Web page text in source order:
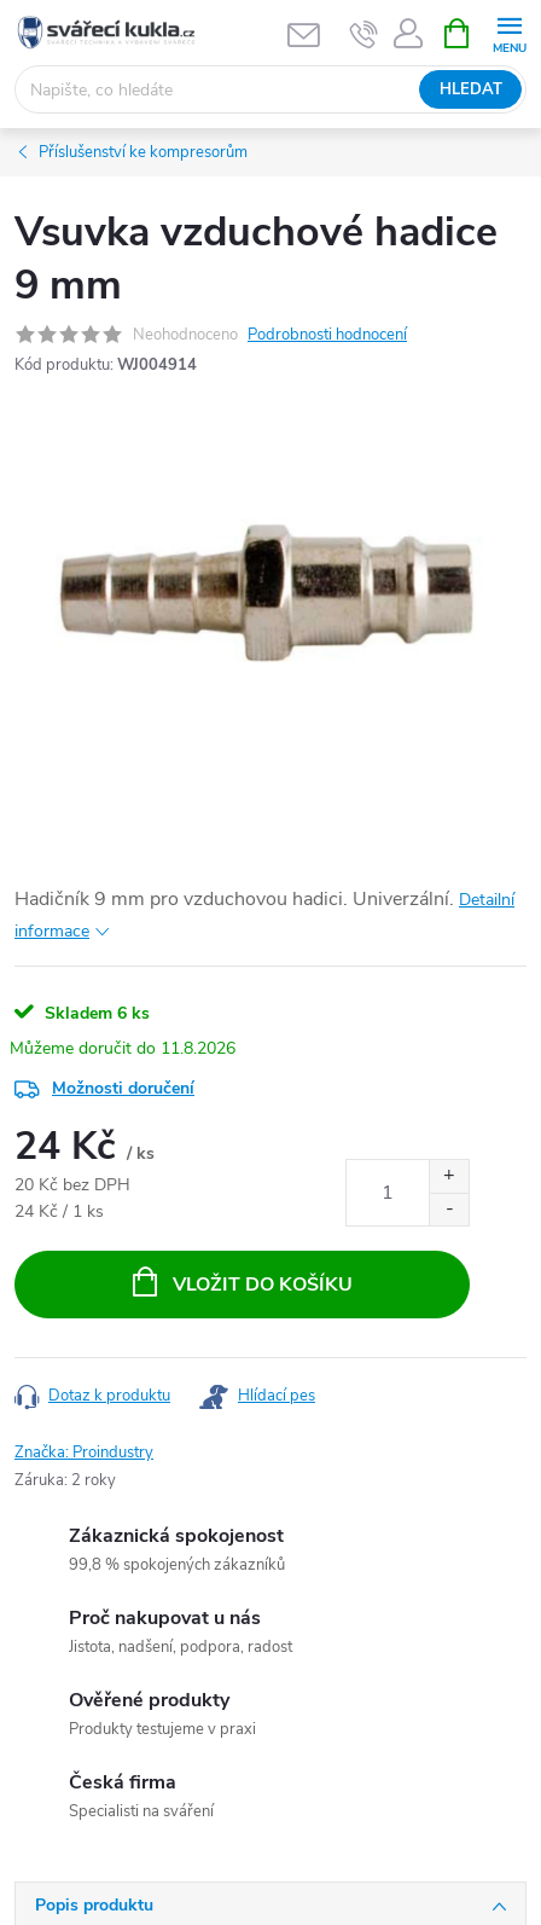
Přejít na obsah
HLEDAT
Příslušenství ke kompresorům
Vsuvka vzduchové hadice
9 mm
Neohodnoceno Podrobnosti hodnocení
Kód produktu: WJ004914
Hadičník 9 mm pro vzduchovou hadici. Univerzální. Detailní
informace
Skladem 6 ks
11.8.2026
Možnosti doručení
24 Kč / ks
20 Kč bez DPH
Měrná cena:
24 Kč / 1 ks
VLOŽIT DO KOŠÍKU
Dotaz k produktu Hlídací pes
Značka: Proindustry
Záruka: 2 roky
Zákaznická spokojenost
99,8 % spokojených zákazníků
Proč nakupovat u nás
Jistota, nadšení, podpora, radost
Ověřené produkty
Produkty testujeme v praxi
Česká firma
Specialisti na sváření
Popis produktu